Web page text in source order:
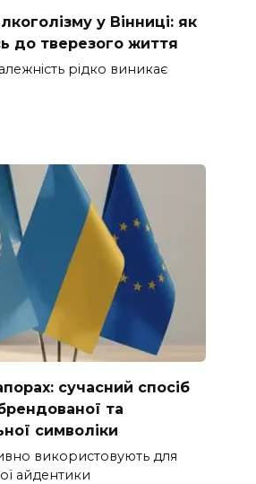
у Вінниці: як
до тверезого життя
рідко виникає
сучасний спосіб
та
символіки
використовують для
айдентики